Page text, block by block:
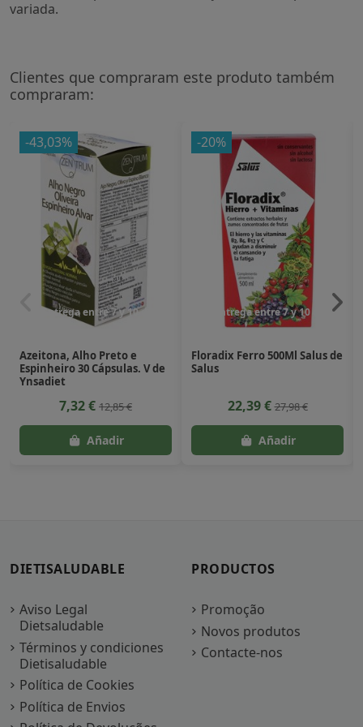
variada.
Clientes que compraram este produto também
compraram:
-43,03%
Entrega entre 7 y 10 dias
Azeitona, Alho Preto e
Espinheiro 30 Cápsulas. V de
Ynsadiet
7,32 € 12,85 €
-20%
Entrega entre 7 y 10 dias
Floradix Ferro 500Ml Salus de
Salus
22,39 €27,98 €
DIETISALUDABLE
Aviso Legal
Dietsaludable
Términos y condiciones
Dietisaludable
Política de Cookies
Política de Envios
PRODUCTOS
Promoção
Novos produtos
Contacte-nos